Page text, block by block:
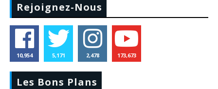
Rejoignez-Nous
10,954 5,171 2,478 173,673
Les Bons Plans